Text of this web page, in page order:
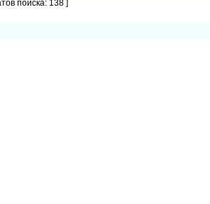
поиска: 138 ]